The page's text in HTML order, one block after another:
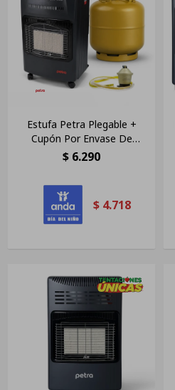
Estufa Petra Plegable +
Cupón Por Envase De
Garrafa De 13kg
$ 6.290
$ 4.718